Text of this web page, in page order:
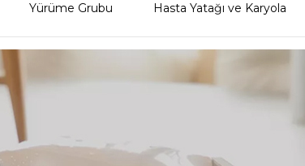
Yürüme Grubu Hasta Yatağı ve Karyola